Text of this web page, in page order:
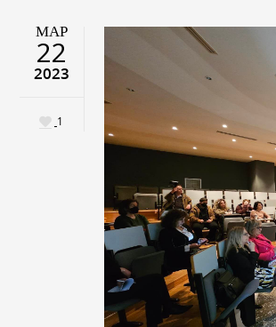
ΜΑΡ
22
2023
1